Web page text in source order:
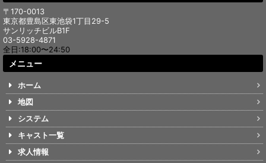
〒170-0013
東京都豊島区東池袋1丁目29-5
サンリッチビルB1F
03-5928-4871
全日:18:00〜24:50
メニュー
ホーム
地図
システム
キャスト一覧
求人情報